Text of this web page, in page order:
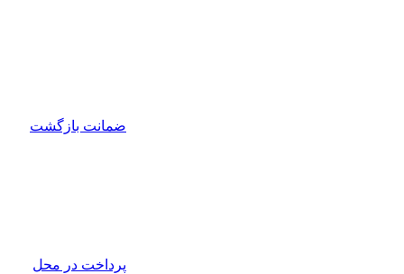
ضمانت بازگشت
پرداخت در محل